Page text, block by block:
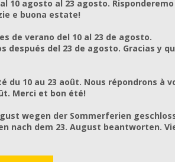
10 agosto al 23 agosto.
e buona estate!
de verano del 10 al 23 de agosto.
después del 23 de agosto. Gracias y
du 10 au 23 août. Nous répondrons à
Merci et bon été!
wegen der Sommerferien
nach dem 23. August beantworten.